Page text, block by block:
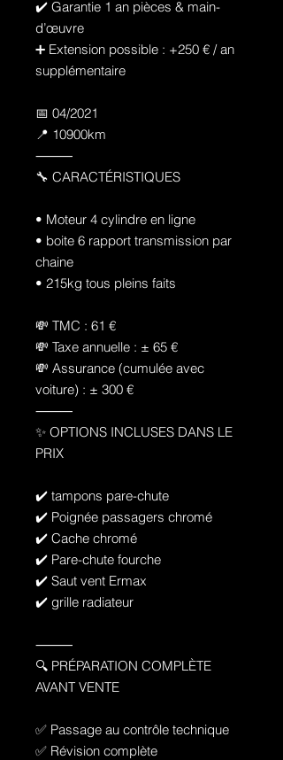
✔️ Garantie 1 an pièces & main-
d’œuvre
➕ Extension possible : +250 € / an
supplémentaire
📅 04/2021
📍 10900km
⸻
🔧 CARACTÉRISTIQUES
• Moteur 4 cylindre en ligne
• boite 6 rapport transmission par
chaine
• 215kg tous pleins faits
💸 TMC : 61 €
💸 Taxe annuelle : ± 65 €
💸 Assurance (cumulée avec
voiture) : ± 300 €
⸻
✨ OPTIONS INCLUSES DANS LE
PRIX
✔️ tampons pare-chute
✔️ Poignée passagers chromé
✔️ Cache chromé
✔️ Pare-chute fourche
✔️ Saut vent Ermax
✔️ grille radiateur
⸻
🔍 PRÉPARATION COMPLÈTE
AVANT VENTE
✅ Passage au contrôle technique
✅ Révision complète